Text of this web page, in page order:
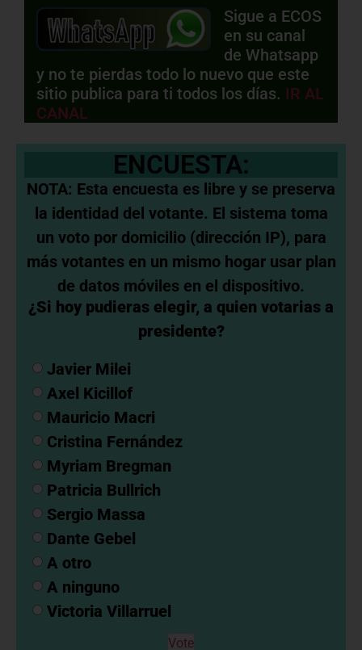
Sigue a ECOS
en su canal
de Whatsapp
y no te pierdas todo lo nuevo que este
sitio publica para ti todos los días. IR AL
CANAL
ENCUESTA:
NOTA: Esta encuesta es libre y se preserva
la identidad del votante. El sistema toma
un voto por domicilio (dirección IP), para
más votantes en un mismo hogar usar plan
de datos móviles en el dispositivo.
¿Si hoy pudieras elegir, a quien votarias a
presidente?
Javier Milei
Axel Kicillof
Mauricio Macri
Cristina Fernández
Myriam Bregman
Patricia Bullrich
Sergio Massa
Dante Gebel
A otro
A ninguno
Victoria Villarruel